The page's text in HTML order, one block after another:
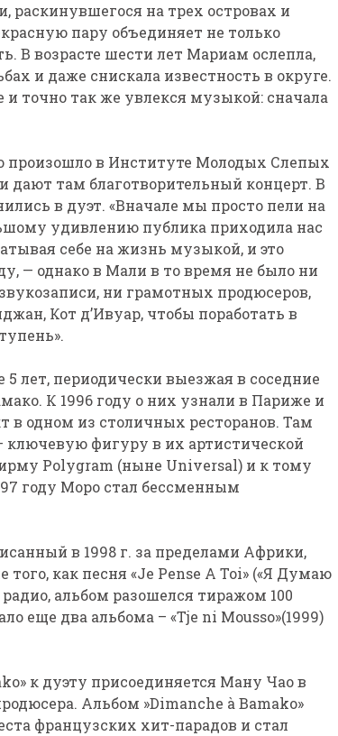
раскинувшегося на трех островах и
пару объединяет не только
В возрасте шести лет Мариам ослепла,
и даже снискала известность в округе.
точно так же увлекся музыкой: сначала
произошло в Институте Молодых Слепых
дают там благотворительный концерт. В
в дуэт. «Вначале мы просто пели на
удивлению публика приходила нас
себе на жизнь музыкой, и это
— однако в Мали в то время не было ни
ни грамотных продюсеров,
Кот д’Ивуар, чтобы поработать в
лет, периодически выезжая в соседние
К 1996 году о них узнали в Париже и
в одном из столичных ресторанов. Там
фигуру в их артистической
Polygram (ныне Universal) и к тому
году Моро стал бессменным
в 1998 г. за пределами Африки,
того, как песня «Je Pense A Toi» («Я Думаю
альбом разошелся тиражом 100
еще два альбома – «Tje ni Mousso»(1999)
к дуэту присоединяется Ману Чао в
Альбом »Dimanche à Bamako»
французских хит-парадов и стал